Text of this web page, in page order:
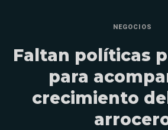
NEGOCIOS
Faltan políticas
para
crecimiento